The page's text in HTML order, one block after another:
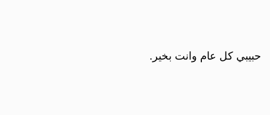
حبيبي كل عام وانت بخير.